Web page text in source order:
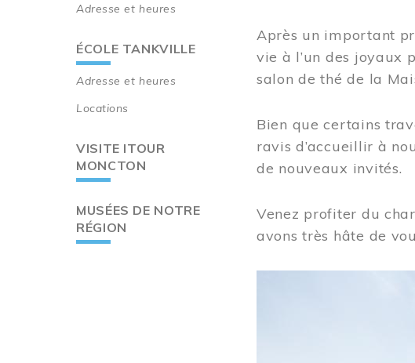
Adresse et heures
ÉCOLE TANKVILLE
Adresse et heures
Locations
VISITE ITOUR
MONCTON
MUSÉES DE NOTRE
RÉGION
Après un important
vie à l’un des joyaux
salon de thé de la
Bien que certains
ravis d’accueillir à
de nouveaux invités.
Venez profiter du
avons très hâte de